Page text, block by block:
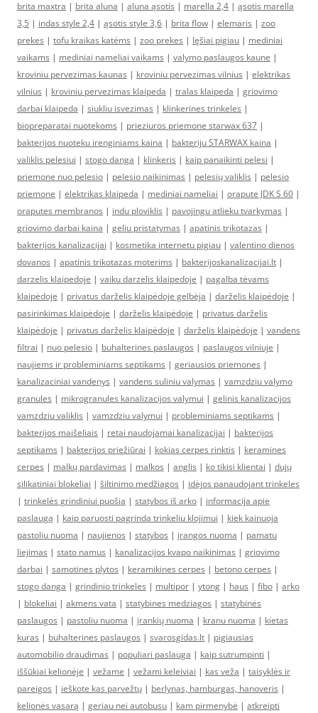
brita maxtra | brita aluna | aluna ąsotis | marella 2,4 | ąsotis marella
3,5 | indas style 2,4 | ąsotis style 3,6 | brita flow | elemaris | zoo
prekes | tofu kraikas katėms | zoo prekes | lęšiai pigiau | mediniai
vaikams | mediniai nameliai vaikams | valymo paslaugos kaune |
kroviniu pervezimas kaunas | kroviniu pervezimas vilnius | elektrikas
vilnius | kroviniu pervezimas klaipeda | tralas klaipeda | griovimo
darbai klaipeda | siukliu isvezimas | klinkerines trinkeles |
biopreparatai nuotekoms | prieziuros priemone starwax 637 |
bakterijos nuoteku irenginiams kaina | bakteriju STARWAX kaina |
valiklis pelesiui | stogo danga | klinkeris | kaip panaikinti pelesi |
priemone nuo pelesio | pelesio naikinimas | pelesių valiklis | pelesio
priemone | elektrikas klaipeda | mediniai nameliai | orapute JDK S 60 |
oraputes membranos | indu ploviklis | pavojingu atlieku tvarkymas |
griovimo darbai kaina | geliu pristatymas | apatinis trikotazas |
bakterijos kanalizacijai | kosmetika internetu pigiau | valentino dienos
dovanos | apatinis trikotazas moterims | bakterijoskanalizacijai.lt |
darzelis klaipedoje | vaiku darzelis klaipedoje | pagalba tėvams
klaipėdoje | privatus darželis klaipėdoje gelbėja | darželis klaipėdoje |
pasirinkimas klaipėdoje | darželis klaipėdoje | privatus darželis
klaipėdoje | privatus darželis klaipėdoje | darželis klaipėdoje | vandens
filtrai | nuo pelesio | buhalterines paslaugos | paslaugos vilniuje |
naujiems ir probleminiams septikams | geriausios priemones |
kanalizaciniai vandenys | vandens suliniu valymas | vamzdziu valymo
granules | mikrogranules kanalizacijos valymui | gelinis kanalizacijos
vamzdziu valiklis | vamzdziu valymui | probleminiams septikams |
bakterijos maišeliais | retai naudojamai kanalizacijai | bakterijos
septikams | bakterijos priežiūrai | kokias cerpes rinktis | keramines
cerpes | malkų pardavimas | malkos | anglis | ko tikisi klientai | dujų
silikatiniai blokeliai | šiltinimo medžiagos | idėjos panaudojant trinkeles
| trinkelės grindiniui puošia | statybos iš arko | informacija apie
paslaugą | kaip paruosti pagrinda trinkeliu klojimui | kiek kainuoja
pastoliu nuoma | naujienos | statybos | įrangos nuoma | pamatu
liejimas | stato namus | kanalizacijos kvapo naikinimas | griovimo
darbai | samotines plytos | keramikines cerpes | betono cerpes |
stogo danga | grindinio trinkeles | multipor | ytong | haus | fibo | arko
| blokeliai | akmens vata | statybines medziagos | statybinės
paslaugos | pastoliu nuoma | įrankių nuoma | kranu nuoma | kietas
kuras | buhalterines paslaugos | svarosgidas.lt | pigiausias
automobilio draudimas | populiari paslauga | kaip sutrumpinti |
iššūkiai kelionėje | vežame | vežami keleiviai | kas veža | taisyklės ir
pareigos | ieškote kas parvežtų | berlynas, hamburgas, hanoveris |
kelionės vasarą | geriau nei autobusu | kam pirmenybė | atkreipti